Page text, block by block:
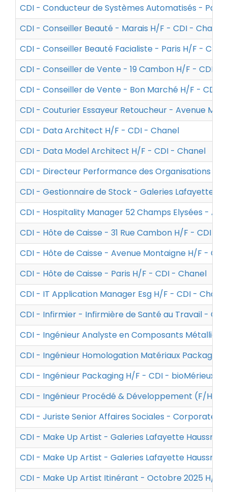
CDI - Conducteur de Systèmes Automatisés -
CDI - Conseiller Beauté - Marais H/F - CDI - Chanel
CDI - Conseiller Beauté Facialiste - Paris H/F - CDI
CDI - Conseiller de Vente - 19 Cambon H/F - CDI -
CDI - Conseiller de Vente - Bon Marché H/F - CDI -
CDI - Couturier Essayeur Retoucheur - Avenue
CDI - Data Architect H/F - CDI - Chanel
CDI - Data Model Architect H/F - CDI - Chanel
CDI - Directeur Performance des Organisations et
CDI - Gestionnaire de Stock - Galeries Lafayette
CDI - Hospitality Manager 52 Champs Elysées -
CDI - Hôte de Caisse - 31 Rue Cambon H/F - CDI -
CDI - Hôte de Caisse - Avenue Montaigne H/F -
CDI - Hôte de Caisse - Paris H/F - CDI - Chanel
CDI - IT Application Manager Esg H/F - CDI - Chanel
CDI - Infirmier - Infirmière de Santé au Travail -
CDI - Ingénieur Analyste en Composants
CDI - Ingénieur Homologation Matériaux Packaging
CDI - Ingénieur Packaging H/F - CDI - bioMérieux
CDI - Ingénieur Procédé & Développement (F/H/X)
CDI - Juriste Senior Affaires Sociales - Corporate
CDI - Make Up Artist - Galeries Lafayette
CDI - Make Up Artist - Galeries Lafayette
CDI - Make Up Artist Itinérant - Octobre 2025 H/F -